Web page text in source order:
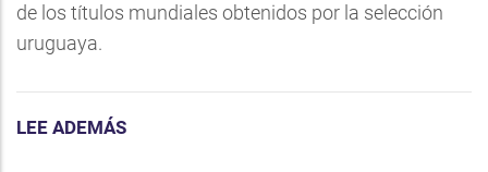
de los títulos mundiales obtenidos por la selección
uruguaya.
LEE ADEMÁS